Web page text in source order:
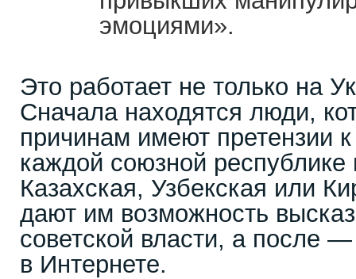
эмоциями».
Это работает не только на
Сначала находятся люди,
причинам имеют претензии
каждой союзной республике
Казахская, Узбекская или
дают им возможность
советской власти, а после
в Интернете.